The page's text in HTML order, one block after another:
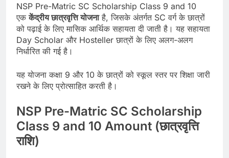
NSP Pre-Matric SC Scholarship Class 9 and 10
एककेंद्रीय छात्रवृत्ति योजनाहै, जिसके अंतर्गत SC वर्ग के छात्रों
को पढ़ाई के लिए मासिक आर्थिक सहायता दी जाती है। यह सहायता
Day Scholar और Hosteller छात्रों के लिए अलग-अलग
निर्धारित की गई है।
यह योजना कक्षा 9 और 10 के छात्रों को स्कूल स्तर पर शिक्षा जारी
रखने के लिए प्रोत्साहित करती है।
NSP Pre-Matric SC Scholarship
Class 9 and 10 Amount (छात्रवृत्ति
राशि)